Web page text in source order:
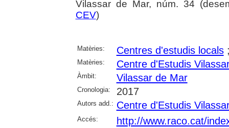
Vilassar de Mar, núm. 34
CEV)
Matèries: Centres d'estudis locals
Matèries: Centre d'Estudis
Àmbit: Vilassar de Mar
Cronologia: 2017
Autors add.: Centre d'Estudis
Accés: http://www.raco.cat/